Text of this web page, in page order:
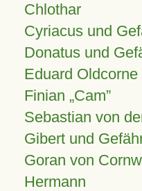
Chlothar
Cyriacus und
Donatus und
Eduard Oldcorne
Finian Cam
Sebastian von
Gibert und
Goran von
Hermann